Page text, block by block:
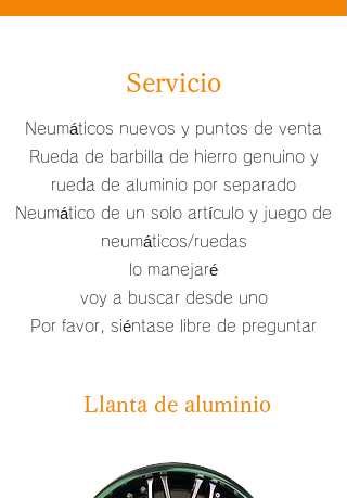
Servicio
Neumáticos nuevos y puntos de venta
Rueda de barbilla de hierro genuino y
rueda de aluminio por separado
Neumático de un solo artículo y juego de
neumáticos/ruedas
lo manejaré
voy a buscar desde uno
Por favor, siéntase libre de preguntar
​​ Llanta de aluminio